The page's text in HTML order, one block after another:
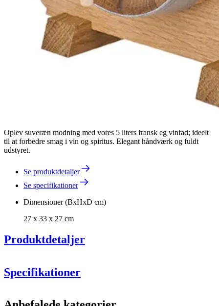
Oplev suveræn modning med vores 5 liters fransk eg vinfad; ideelt
til at forbedre smag i vin og spiritus. Elegant håndværk og fuldt
udstyret.
Se produktdetaljer
Se specifikationer
Dimensioner (BxHxD cm)
27 x 33 x 27 cm
Produktdetaljer
Specifikationer